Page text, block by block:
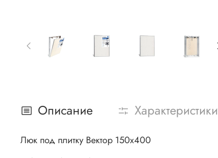
Описание Характеристики
Люк под плитку Вектор 150х400